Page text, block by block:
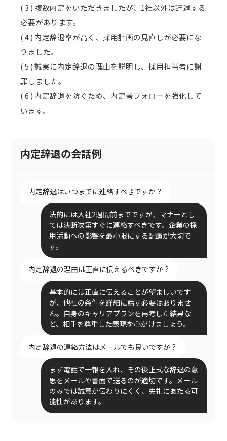
( 3 ) 複数内定をいただきましたが、1社以外は辞退する
必要があります。
( 4 ) 内定辞退率が高く、採用計画の見直しが必要にな
りました。
( 5 ) 誠実に内定辞退の理由を説明し、採用担当者に謝
罪しました。
( 6 ) 内定辞退を防ぐため、内定者フォローを強化して
います。
内定辞退の会話例
内定辞退はいつまでに連絡すべきですか？
法的には入社2週間前までですが、マナーとし
ては決断次第すぐに連絡すべきです。企業の採
用活動への影響を最小限にする配慮が大切で
す。
内定辞退の理由は正直に伝えるべきですか？
基本的には正直に伝えることが望ましいです
が、他社の条件を詳細に話す必要はありませ
ん。自身のキャリアプランを再考した結果な
ど、相手を尊重した表現を心がけましょう。
内定辞退の連絡方法はメールでも良いですか？
まず電話で一報を入れ、その後正式な辞退の意
思をメールや書面で送るのが適切です。メール
のみでは誠意が伝わりにくく、失礼にあたる可
能性があります。